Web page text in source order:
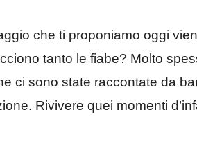
che ti proponiamo oggi
tanto le fiabe? Molto
ci sono state raccontate da
Rivivere quei momenti